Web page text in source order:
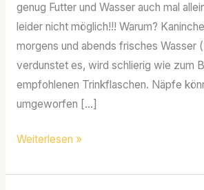
genug Futter und Wasser auch mal
leider nicht möglich!!! Warum?
morgens und abends frisches Wasser
verdunstet es, wird schlierig wie zum
empfohlenen Trinkflaschen. Näpfe
umgeworfen […]
alleine
Weiterlesen »